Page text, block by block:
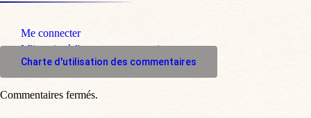
Me connecter
M'inscrire à l'espace commentaire
Charte d'utilisation des commentaires
Commentaires fermés.